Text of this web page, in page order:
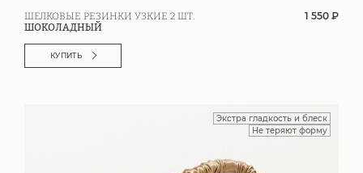
ШЕЛКОВЫЕ РЕЗИНКИ УЗКИЕ 2 ШТ.
ШОКОЛАДНЫЙ
1 550 ₽
КУПИТЬ
Экстра гладкость и блеск
Не теряют форму